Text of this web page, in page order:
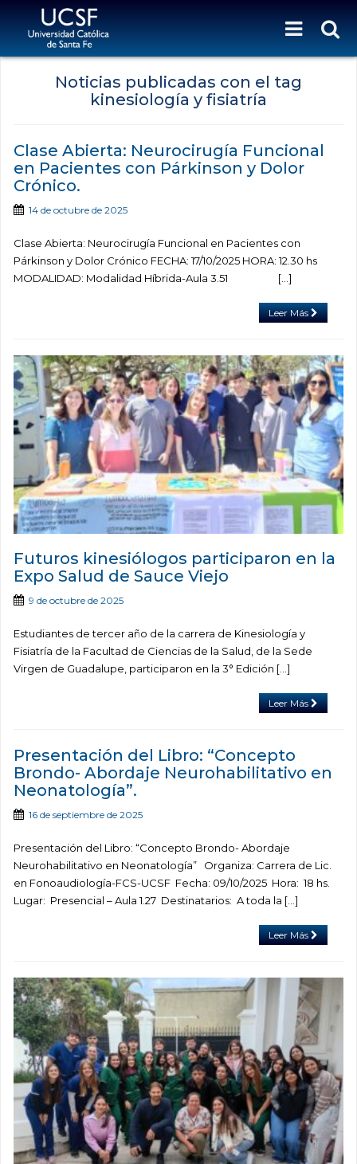
Noticias publicadas con el tag
kinesiología y fisiatría
Clase Abierta: Neurocirugía Funcional
en Pacientes con Párkinson y Dolor
Crónico.
14 de octubre de 2025
Clase Abierta: Neurocirugía Funcional en Pacientes con
Párkinson y Dolor Crónico FECHA: 17/10/2025 HORA: 12.30 hs
MODALIDAD: Modalidad Híbrida-Aula 3.51 […]
Leer Más
Futuros kinesiólogos participaron en la
Expo Salud de Sauce Viejo
9 de octubre de 2025
Estudiantes de tercer año de la carrera de Kinesiología y
Fisiatría de la Facultad de Ciencias de la Salud, de la Sede
Virgen de Guadalupe, participaron en la 3° Edición […]
Leer Más
Presentación del Libro: “Concepto
Brondo- Abordaje Neurohabilitativo en
Neonatología”.
16 de septiembre de 2025
Presentación del Libro: “Concepto Brondo- Abordaje
Neurohabilitativo en Neonatología” Organiza: Carrera de Lic.
en Fonoaudiología-FCS-UCSF Fecha: 09/10/2025 Hora: 18 hs.
Lugar: Presencial – Aula 1.27 Destinatarios: A toda la […]
Leer Más